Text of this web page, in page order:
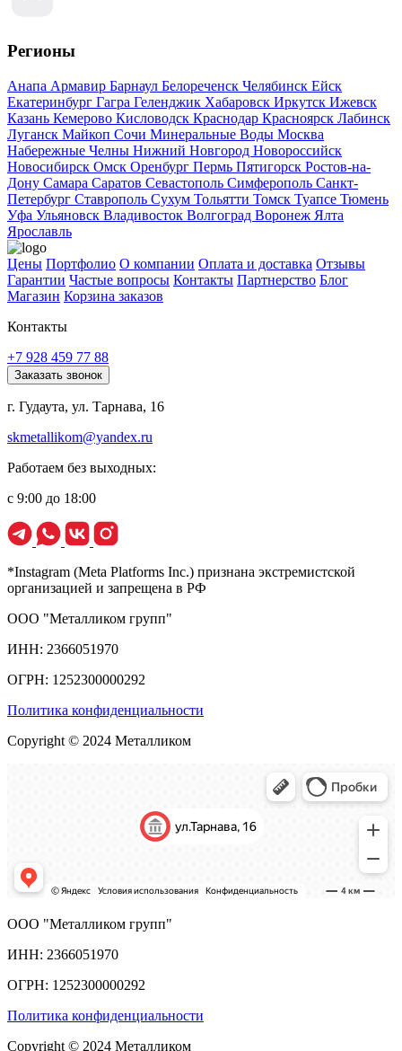
Регионы
Анапа Армавир Барнаул Белореченск Челябинск Ейск
Екатеринбург Гагра Геленджик Хабаровск Иркутск Ижевск
Казань Кемерово Кисловодск Краснодар Красноярск Лабинск
Луганск Майкоп Сочи Минеральные Воды Москва
Набережные Челны Нижний Новгород Новороссийск
Новосибирск Омск Оренбург Пермь Пятигорск Ростов-на-
Дону Самара Саратов Севастополь Симферополь Санкт-
Петербург Ставрополь Сухум Тольятти Томск Туапсе Тюмень
Уфа Ульяновск Владивосток Волгоград Воронеж Ялта
Ярославль
Цены Портфолио О компании Оплата и доставка Отзывы
Гарантии Частые вопросы Контакты Партнерство Блог
Магазин Корзина заказов
Контакты
+7 928 459 77 88
Заказать звонок
г. Гудаута, ул. Тарнава, 16
skmetallikom@yandex.ru
Работаем без выходных:
с 9:00 до 18:00
*Instagram (Meta Platforms Inc.) признана экстремистской
организацией и запрещена в РФ
ООО "Металликом групп"
ИНН: 2366051970
ОГРН: 1252300000292
Политика конфиденциальности
Copyright © 2024 Металликом
ООО "Металликом групп"
ИНН: 2366051970
ОГРН: 1252300000292
Политика конфиденциальности
Copyright © 2024 Металликом